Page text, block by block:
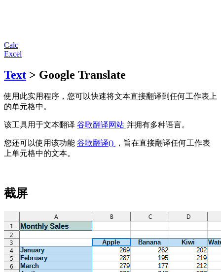
Calc
Excel
Text > Google Translate
使用此实用程序，您可以快速将文本直接翻译到任何工作表上
的单元格中。
该工具用于文本翻译 谷歌翻译网站 并拥有多种语言。
您还可以使用该功能 谷歌翻译()
，旨在直接翻译任何工作表
上单元格中的文本。
截屏